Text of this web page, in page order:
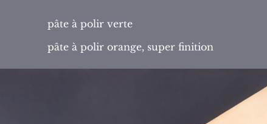
pâte à polir verte
pâte à polir orange, super finition